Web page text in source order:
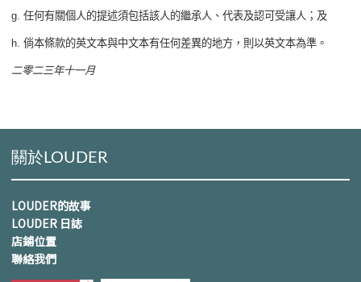
g. 任何有關個人的提述須包括該人的繼承人、代表及認可受讓人；及
h. 倘本條款的英文本與中文本有任何差異的地方，則以英文本為準。
二零二三年十一月
關於LOUDER
LOUDER的故事
LOUDER 日誌
店鋪位置
聯絡我們